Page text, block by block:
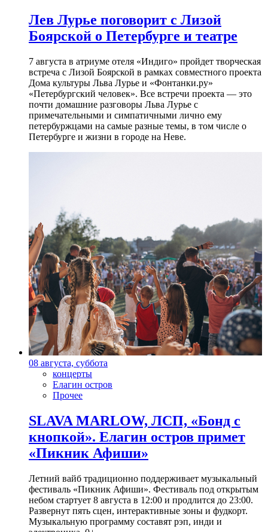
Лев Лурье поговорит с Лизой
Боярской о Петербурге и театре
7 августа в атриуме отеля «Индиго» пройдет творческая
встреча с Лизой Боярской в рамках совместного проекта
Дома культуры Льва Лурье и «Фонтанки.ру»
«Петербургский человек». Все встречи проекта — это
почти домашние разговоры Льва Лурье с
примечательными и симпатичными лично ему
петербуржцами на самые разные темы, в том числе о
Петербурге и жизни в городе на Неве.
08 августа, суббота
концерты
Елагин остров
Прочее
SLAVA MARLOW, ЛСП, «Бонд с
кнопкой». Елагин остров примет
«Пикник Афиши»
Летний вайб традиционно поддерживает музыкальный
фестиваль «Пикник Афиши». Фестиваль под открытым
небом стартует 8 августа в 12:00 и продлится до 23:00.
Развернут пять сцен, интерактивные зоны и фудкорт.
Музыкальную программу составят рэп, инди и